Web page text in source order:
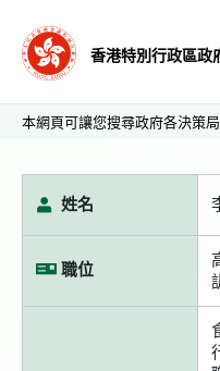
香港特別行政區政
本網頁可讓您搜尋政府各決策
姓名
職位